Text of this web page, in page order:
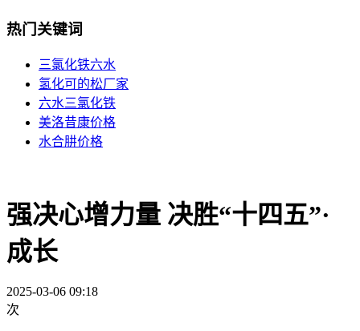
热门关键词
三氯化铁六水
氢化可的松厂家
六水三氯化铁
美洛昔康价格
水合肼价格
强决心增力量 决胜“十四五”·
成长
2025-03-06 09:18
次